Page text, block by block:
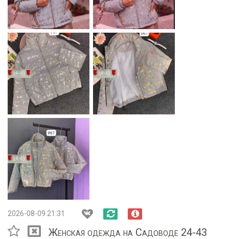
2026-08-09 21:31
Женская одежда на Садоводе 24-43